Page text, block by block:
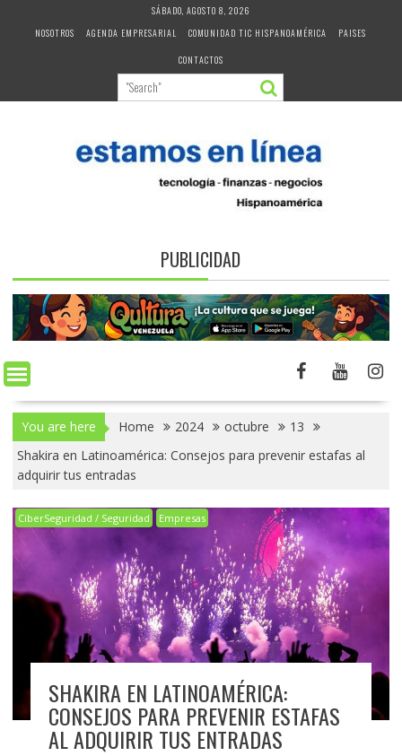
SÁBADO, AGOSTO 8, 2026
NOSOTROS
AGENDA EMPRESARIAL COMUNIDAD TIC HISPANOAMÉRICA
PAISES
CONTACTOS
PUBLICIDAD
You are here Home 2024 octubre
13
Shakira en Latinoamérica: Consejos para prevenir estafas al
adquirir tus entradas
CiberSeguridad / Seguridad Empresas
SHAKIRA EN LATINOAMÉRICA:
CONSEJOS PARA PREVENIR ESTAFAS
AL ADQUIRIR TUS ENTRADAS